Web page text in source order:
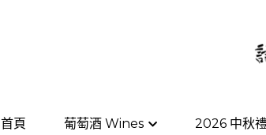
首頁 葡萄酒 Wines 2026 中秋
首頁 葡萄酒 Wines 2026 中秋